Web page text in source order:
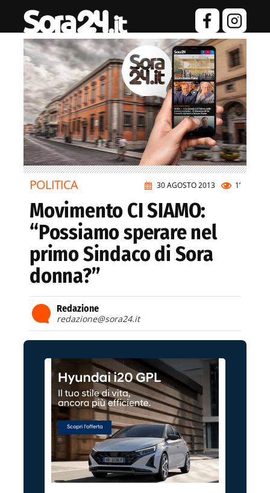
30 AGOSTO 2013 1’
POLITICA
Movimento CI SIAMO:
“Possiamo sperare nel
primo Sindaco di Sora
donna?”
Redazione
redazione@sora24.it